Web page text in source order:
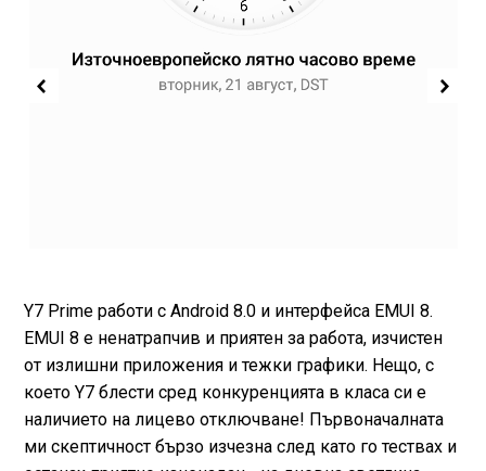
Y7 Prime работи с Android 8.0 и интерфейса EMUI 8.
EMUI 8 е ненатрапчив и приятен за работа, изчистен
от излишни приложения и тежки графики. Нещо, с
което Y7 блести сред конкуренцията в класа си е
наличието на лицево отключване! Първоначалната
ми скептичност бързо изчезна след като го тествах и